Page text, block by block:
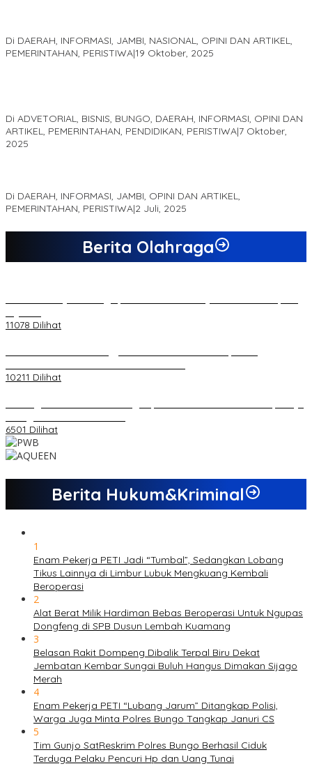
Di DAERAH, INFORMASI, JAMBI, NASIONAL, OPINI DAN ARTIKEL,
PEMERINTAHAN, PERISTIWA|19 Oktober, 2025
Di ADVETORIAL, BISNIS, BUNGO, DAERAH, INFORMASI, OPINI DAN
ARTIKEL, PEMERINTAHAN, PENDIDIKAN, PERISTIWA|7 Oktober,
2025
Di DAERAH, INFORMASI, JAMBI, OPINI DAN ARTIKEL,
PEMERINTAHAN, PERISTIWA|2 Juli, 2025
Berita Olahraga
11078 Dilihat
10211 Dilihat
6501 Dilihat
Berita Hukum&Kriminal
1
Enam Pekerja PETI Jadi “Tumbal”, Sedangkan Lobang
Tikus Lainnya di Limbur Lubuk Mengkuang Kembali
Beroperasi
2
Alat Berat Milik Hardiman Bebas Beroperasi Untuk Ngupas
Dongfeng di SPB Dusun Lembah Kuamang
3
Belasan Rakit Dompeng Dibalik Terpal Biru Dekat
Jembatan Kembar Sungai Buluh Hangus Dimakan Sijago
Merah
4
Enam Pekerja PETI “Lubang Jarum” Ditangkap Polisi,
Warga Juga Minta Polres Bungo Tangkap Januri CS
5
Tim Gunjo SatReskrim Polres Bungo Berhasil Ciduk
Terduga Pelaku Pencuri Hp dan Uang Tunai